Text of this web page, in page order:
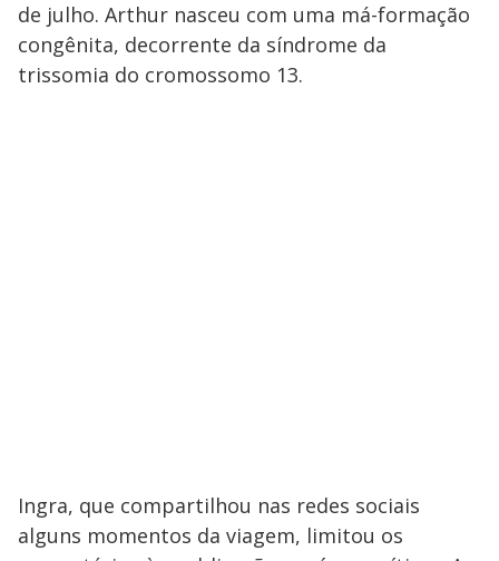
de julho. Arthur nasceu com uma má-formação
congênita, decorrente da síndrome da
trissomia do cromossomo 13.
Ingra, que compartilhou nas redes sociais
alguns momentos da viagem, limitou os